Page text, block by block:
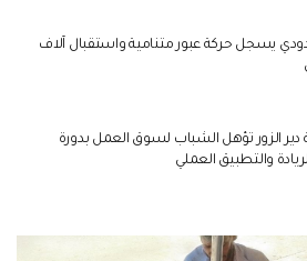
يسجل حركة عبور متنامية واستقبال آلاف
دير الزور تؤهل الشباب لسوق العمل بدورة
والتطبيق العملي